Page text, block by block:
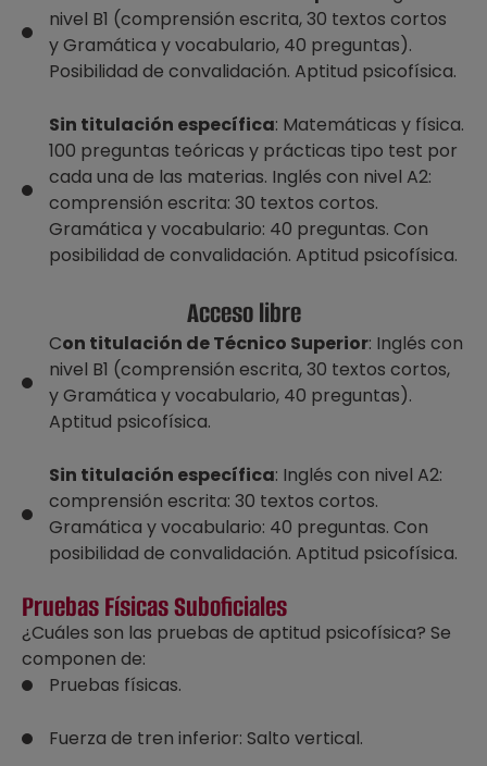
nivel B1 (comprensión escrita, 30 textos cortos
y Gramática y vocabulario, 40 preguntas).
Posibilidad de convalidación. Aptitud psicofísica.
Sin titulación específica: Matemáticas y física.
100 preguntas teóricas y prácticas tipo test por
cada una de las materias. Inglés con nivel A2:
comprensión escrita: 30 textos cortos.
Gramática y vocabulario: 40 preguntas. Con
posibilidad de convalidación. Aptitud psicofísica.
Acceso libre
Con titulación de Técnico Superior: Inglés con
nivel B1 (comprensión escrita, 30 textos cortos,
y Gramática y vocabulario, 40 preguntas).
Aptitud psicofísica.
Sin titulación específica: Inglés con nivel A2:
comprensión escrita: 30 textos cortos.
Gramática y vocabulario: 40 preguntas. Con
posibilidad de convalidación. Aptitud psicofísica.
Pruebas Físicas Suboficiales
¿Cuáles son las pruebas de aptitud psicofísica? Se
componen de:
Pruebas físicas.
Fuerza de tren inferior: Salto vertical.